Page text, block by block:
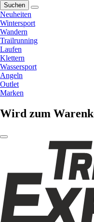
Suchen
Neuheiten
Wintersport
Wandern
Trailrunning
Laufen
Klettern
Wassersport
Angeln
Outlet
Marken
Wird zum